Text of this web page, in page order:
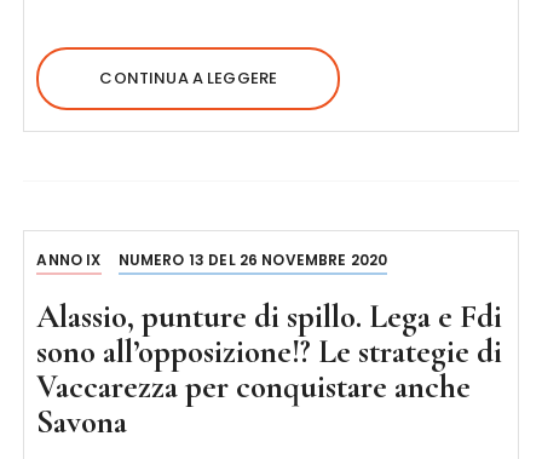
CONTINUA A LEGGERE
ANNO IX NUMERO 13 DEL 26 NOVEMBRE 2020
Alassio, punture di spillo. Lega e Fdi
sono all’opposizione!? Le strategie di
Vaccarezza per conquistare anche
Savona